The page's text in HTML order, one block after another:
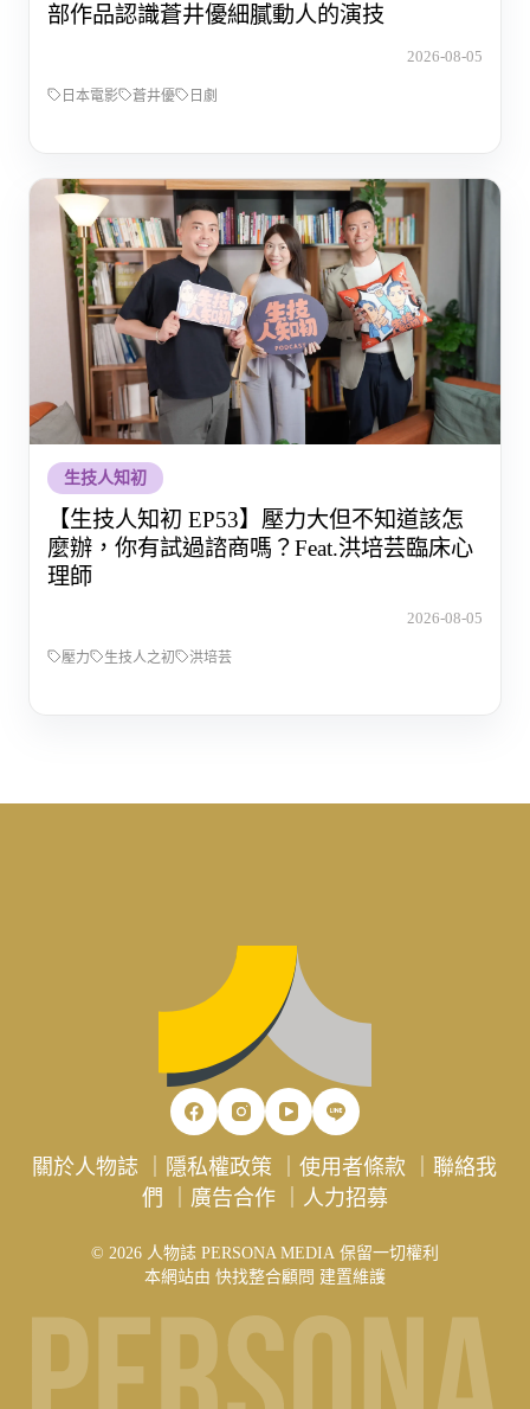
部作品認識蒼井優細膩動人的演技
2026-08-05
日本電影 蒼井優 日劇
生技人知初
【生技人知初 EP53】壓力大但不知道該怎
麼辦，你有試過諮商嗎？Feat.洪培芸臨床心
理師
2026-08-05
壓力 生技人之初 洪培芸
關於人物誌 隱私權政策 ｜使用者條款 ｜聯絡我
們
廣告合作｜ 人力招募
© 2026 人物誌 PERSONA MEDIA 保留一切權利
本網站由 快找整合顧問 建置維護